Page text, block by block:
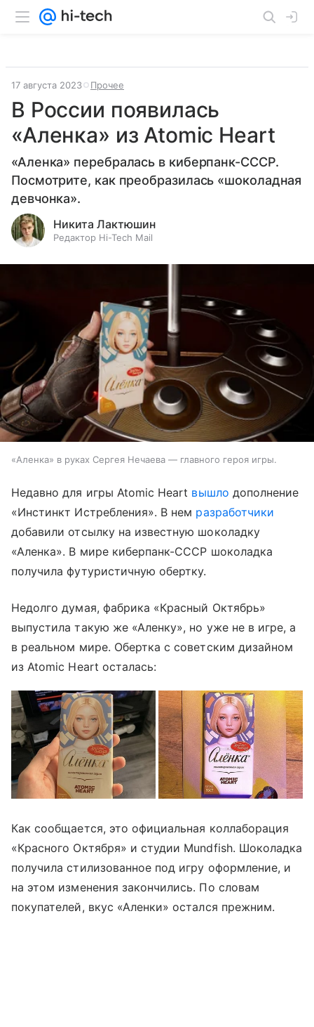
17 августа 2023 Прочее
В России появилась
«Аленка» из Atomic Heart
«Аленка» перебралась в киберпанк-СССР.
Посмотрите, как преобразилась «шоколадная
девчонка».
Никита Лактюшин
Редактор Hi-Tech Mail
«Аленка» в руках Сергея Нечаева — главного героя игры.
Недавно для игры Atomic Heart вышло дополнение
«Инстинкт Истребления». В нем разработчики
добавили отсылку на известную шоколадку
«Аленка». В мире киберпанк-СССР шоколадка
получила футуристичную обертку.
Недолго думая, фабрика «Красный Октябрь»
выпустила такую же «Аленку», но уже не в игре, а
в реальном мире. Обертка с советским дизайном
из Atomic Heart осталась:
Как сообщается, это официальная коллаборация
«Красного Октября» и студии Mundfish. Шоколадка
получила стилизованное под игру оформление, и
на этом изменения закончились. По словам
покупателей, вкус «Аленки» остался прежним.